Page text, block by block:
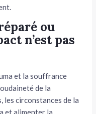
ou
n’est pas
et la souffrance
de la
les circonstances de la
et alimenter la